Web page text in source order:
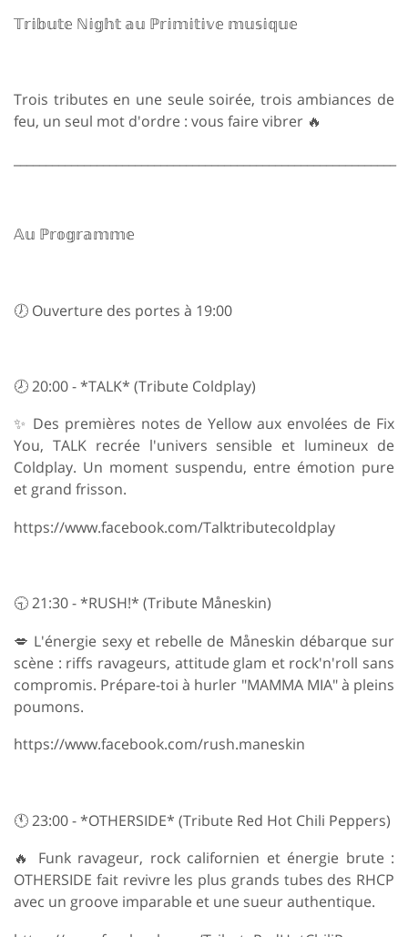
𝕋𝕣𝕚𝕓𝕦𝕥𝕖 ℕ𝕚𝕘𝕙𝕥 𝕒𝕦 ℙ𝕣𝕚𝕞𝕚𝕥𝕚𝕧𝕖 𝕞𝕦𝕤𝕚𝕢𝕦𝕖
Trois tributes en une seule soirée, trois ambiances de
feu, un seul mot d'ordre : vous faire vibrer 🔥
𝔸𝕦 ℙ𝕣𝕠𝕘𝕣𝕒𝕞𝕞𝕖
🕖 Ouverture des portes à 19:00
🕗 20:00 - *TALK* (Tribute Coldplay)
✨ Des premières notes de Yellow aux envolées de Fix
You, TALK recrée l'univers sensible et lumineux de
Coldplay. Un moment suspendu, entre émotion pure
et grand frisson.
https://www.facebook.com/Talktributecoldplay
🕤 21:30 - *RUSH!* (Tribute Måneskin)
💋 L'énergie sexy et rebelle de Måneskin débarque sur
scène : riffs ravageurs, attitude glam et rock'n'roll sans
compromis. Prépare-toi à hurler "MAMMA MIA" à pleins
poumons.
https://www.facebook.com/rush.maneskin
🕚 23:00 - *OTHERSIDE* (Tribute Red Hot Chili Peppers)
🔥 Funk ravageur, rock californien et énergie brute :
OTHERSIDE fait revivre les plus grands tubes des RHCP
avec un groove imparable et une sueur authentique.